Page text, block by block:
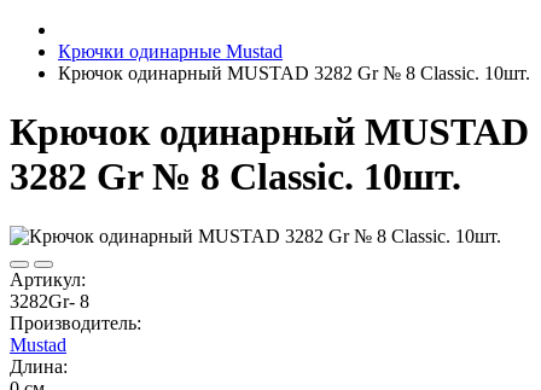
Крючки одинарные Mustad
Крючок одинарный MUSTAD 3282 Gr № 8 Classic. 10шт.
Крючок одинарный MUSTAD
3282 Gr № 8 Classic. 10шт.
Артикул:
3282Gr- 8
Производитель:
Mustad
Длина: